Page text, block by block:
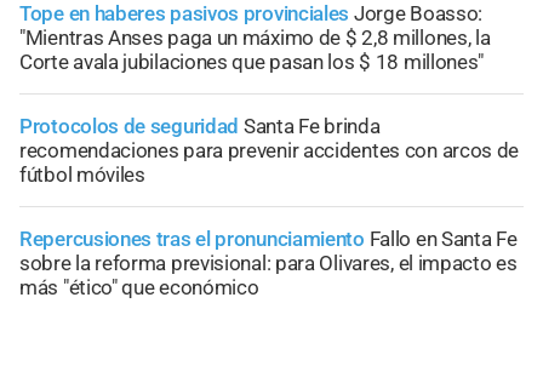
Tope en haberes pasivos provinciales Jorge Boasso:
"Mientras Anses paga un máximo de $ 2,8 millones, la
Corte avala jubilaciones que pasan los $ 18 millones"
Protocolos de seguridad Santa Fe brinda
recomendaciones para prevenir accidentes con arcos de
fútbol móviles
Repercusiones tras el pronunciamiento Fallo en Santa Fe
sobre la reforma previsional: para Olivares, el impacto es
más "ético" que económico